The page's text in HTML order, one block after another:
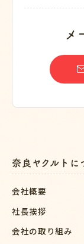
メ
奈良ヤクルトに
会社概要
社長挨拶
会社の取り組み